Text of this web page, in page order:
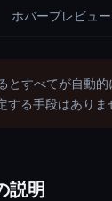
ホバープレビュ
とすべてが自動
る手段はありま
説明